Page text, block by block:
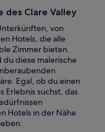
des Clare Valley
von
Hotels, die alle
Zimmer bieten.
diese malerische
Egal, ob du einen
Erlebnis suchst, das
Hotels in der Nähe